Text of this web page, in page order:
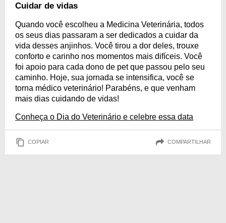
Cuidar de vidas
Quando você escolheu a Medicina Veterinária, todos
os seus dias passaram a ser dedicados a cuidar da
vida desses anjinhos. Você tirou a dor deles, trouxe
conforto e carinho nos momentos mais difíceis. Você
foi apoio para cada dono de pet que passou pelo seu
caminho. Hoje, sua jornada se intensifica, você se
torna médico veterinário! Parabéns, e que venham
mais dias cuidando de vidas!
Conheça o Dia do Veterinário e celebre essa data
COPIAR COMPARTILHAR